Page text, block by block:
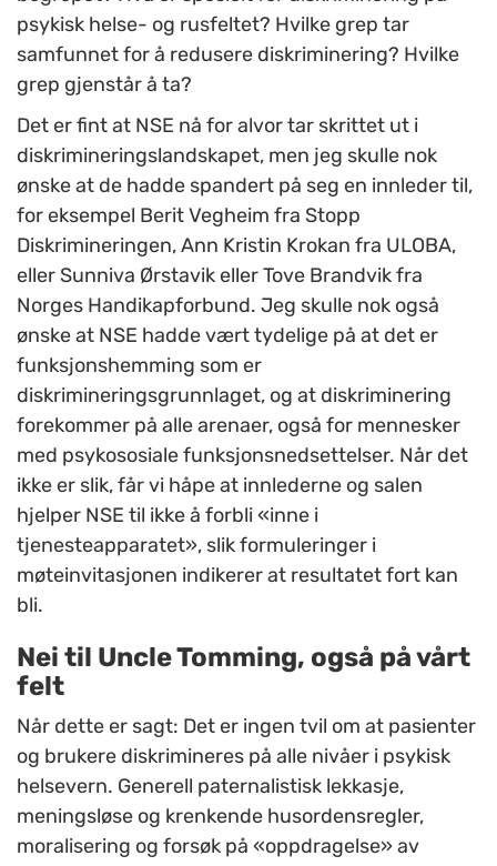
psykisk helse- og rusfeltet? Hvilke grep tar
samfunnet for å redusere diskriminering? Hvilke
grep gjenstår å ta?
Det er fint at NSE nå for alvor tar skrittet ut i
diskrimineringslandskapet, men jeg skulle nok
ønske at de hadde spandert på seg en innleder til,
for eksempel Berit Vegheim fra Stopp
Diskrimineringen, Ann Kristin Krokan fra ULOBA,
eller Sunniva Ørstavik eller Tove Brandvik fra
Norges Handikapforbund. Jeg skulle nok også
ønske at NSE hadde vært tydelige på at det er
funksjonshemming som er
diskrimineringsgrunnlaget, og at diskriminering
forekommer på alle arenaer, også for mennesker
med psykososiale funksjonsnedsettelser. Når det
ikke er slik, får vi håpe at innlederne og salen
hjelper NSE til ikke å forbli «inne i
tjenesteapparatet», slik formuleringer i
møteinvitasjonen indikerer at resultatet fort kan
bli.
Nei til Uncle Tomming, også på vårt
felt
Når dette er sagt: Det er ingen tvil om at pasienter
og brukere diskrimineres på alle nivåer i psykisk
helsevern. Generell paternalistisk lekkasje,
meningsløse og krenkende husordensregler,
moralisering og forsøk på «oppdragelse» av